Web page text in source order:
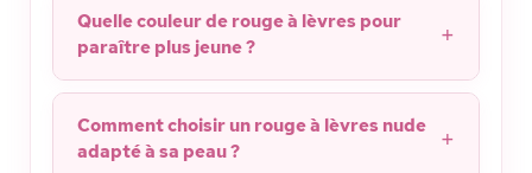
Quelle couleur de rouge à lèvres pour
paraître plus jeune ?
Comment choisir un rouge à lèvres nude
adapté à sa peau ?